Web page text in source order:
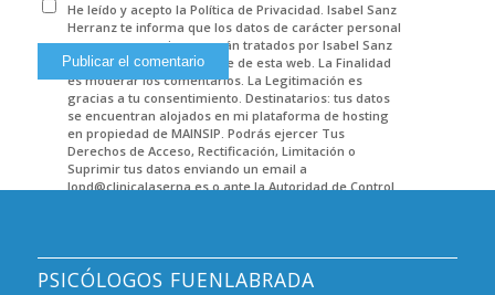
He leído y acepto la Política de Privacidad. Isabel Sanz
Herranz te informa que los datos de carácter personal
que nos proporciones serán tratados por Isabel Sanz
Herranz como responsable de esta web. La Finalidad
es moderar los comentarios. La Legitimación es
gracias a tu consentimiento. Destinatarios: tus datos
se encuentran alojados en mi plataforma de hosting
en propiedad de MAINSIP. Podrás ejercer Tus
Derechos de Acceso, Rectificación, Limitación o
Suprimir tus datos enviando un email a
lopd@clinicalaserna.es o ante la Autoridad de Control.
PSICÓLOGOS FUENLABRADA